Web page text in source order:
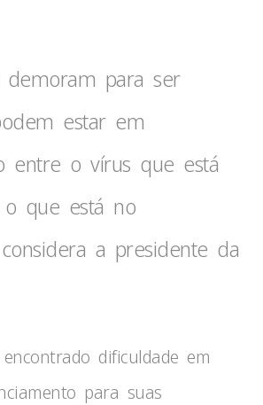
demoram para ser
estar em
entre o vírus que está
que está no
a presidente da
dificuldade em
para suas